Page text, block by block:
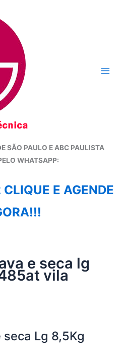
SÃO PAULO E ABC PAULISTA
WHATSAPP:
E AGENDE
e seca lg
vila
Lg 8,5Kg